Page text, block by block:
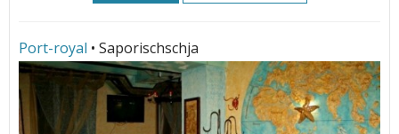
Port-royal • Saporischschja